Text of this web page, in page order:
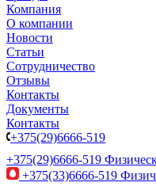
Компания
О компании
Новости
Статьи
Сотрудничество
Отзывы
Контакты
Документы
Контакты
+375(29)6666-519
+375(29)6666-519
+375(33)6666-519